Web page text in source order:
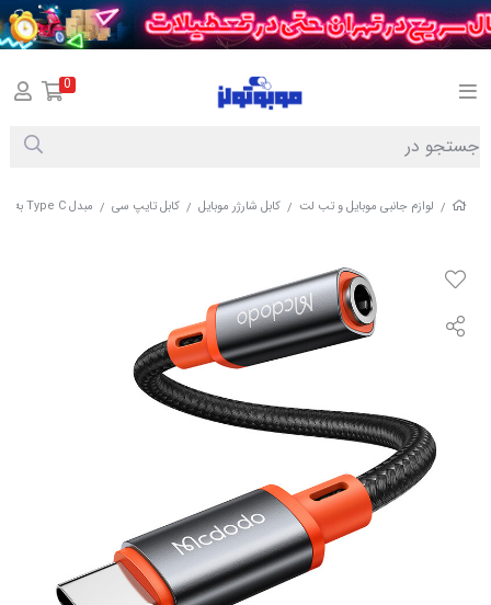
/ لوازم جانبی موبایل و تب لت / کابل شارژر موبایل / کابل تایپ سی / مبدل Type C به جک 3.5 میلیمتری مک دودو مدل CA-7561+گارانتی معتبر
0